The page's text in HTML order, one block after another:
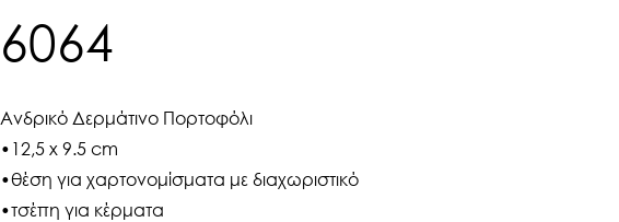
6064
Ανδρικό Δερμάτινο Πορτοφόλι
•12,5 x 9.5 cm
•θέση για χαρτονομίσματα με διαχωριστικό
•τσέπη για κέρματα